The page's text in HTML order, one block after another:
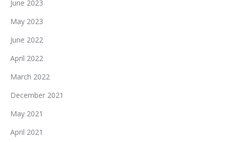
June 2023
May 2023
June 2022
April 2022
March 2022
December 2021
May 2021
April 2021